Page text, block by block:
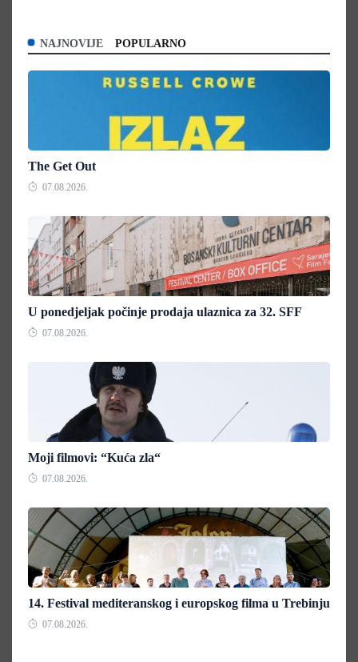
NAJNOVIJE POPULARNO
The Get Out
07.08.2026.
U ponedjeljak počinje prodaja ulaznica za 32. SFF
07.08.2026.
Moji filmovi: “Kuća zla“
07.08.2026.
14. Festival mediteranskog i europskog filma u Trebinju
07.08.2026.